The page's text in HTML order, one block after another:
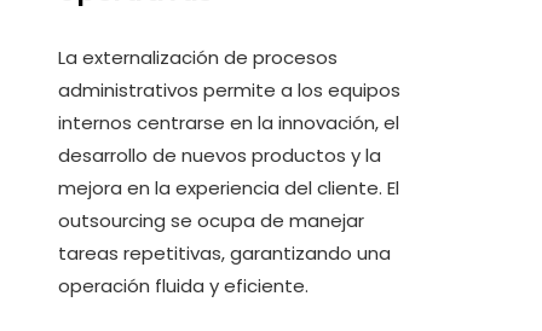
La externalización de procesos
administrativos permite a los equipos
internos centrarse en la innovación, el
desarrollo de nuevos productos y la
mejora en la experiencia del cliente. El
outsourcing se ocupa de manejar
tareas repetitivas, garantizando una
operación fluida y eficiente.